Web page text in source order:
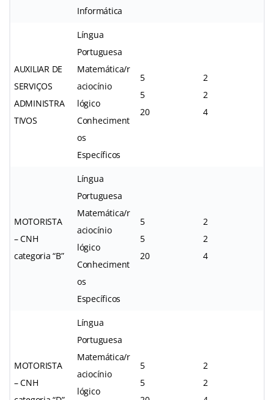
Informática
AUXILIAR DE
SERVIÇOS
ADMINISTRA
TIVOS
Língua
Portuguesa
Matemática/r
aciocínio
lógico
Conheciment
os
Específicos
5
5
20
2
2
4
MOTORISTA
– CNH
categoria “B”
Língua
Portuguesa
Matemática/r
aciocínio
lógico
Conheciment
os
Específicos
5
5
20
2
2
4
MOTORISTA
– CNH
Língua
Portuguesa
Matemática/r
aciocínio
lógico
5
5
2
2